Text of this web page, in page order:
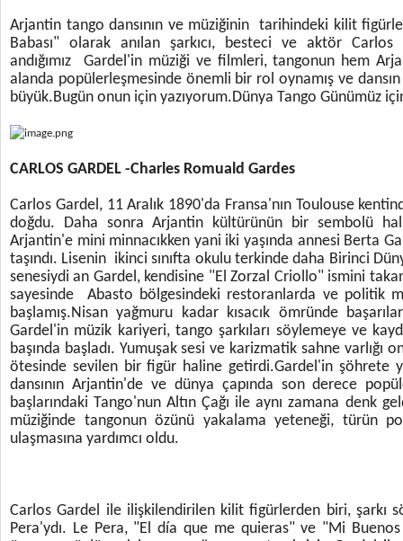
Arjantin tango dansının ve müziğinin tarihindeki kilit
Babası" olarak anılan şarkıcı, besteci ve aktör Carlos
andığımız Gardel'in müziği ve filmleri, tangonun hem
alanda popülerleşmesinde önemli bir rol oynamış ve dansın
büyük.Bugün onun için yazıyorum.Dünya Tango Günümüz
CARLOS GARDEL -Charles Romuald Gardes
Carlos Gardel, 11 Aralık 1890'da Fransa'nın Toulouse
doğdu. Daha sonra Arjantin kültürünün bir sembolü
Arjantin'e mini minnacıkken yani iki yaşında annesi Berta
taşındı. Lisenin ikinci sınıfta okulu terkinde daha Birinci
senesiydi an Gardel, kendisine "El Zorzal Criollo" ismini
sayesinde Abasto bölgesindeki restoranlarda ve politik
başlamış.Nisan yağmuru kadar kısacık ömründe
Gardel'in müzik kariyeri, tango şarkıları söylemeye ve
başında başladı. Yumuşak sesi ve karizmatik sahne varlığı
ötesinde sevilen bir figür haline getirdi.Gardel'in şöhrete
dansının Arjantin'de ve dünya çapında son derece
başlarındaki Tango'nun Altın Çağı ile aynı zamana denk
müziğinde tangonun özünü yakalama yeteneği, türün
ulaşmasına yardımcı oldu.
Carlos Gardel ile ilişkilendirilen kilit figürlerden biri, şarkı
Pera'ydı. Le Pera, "El día que me quieras" ve "Mi